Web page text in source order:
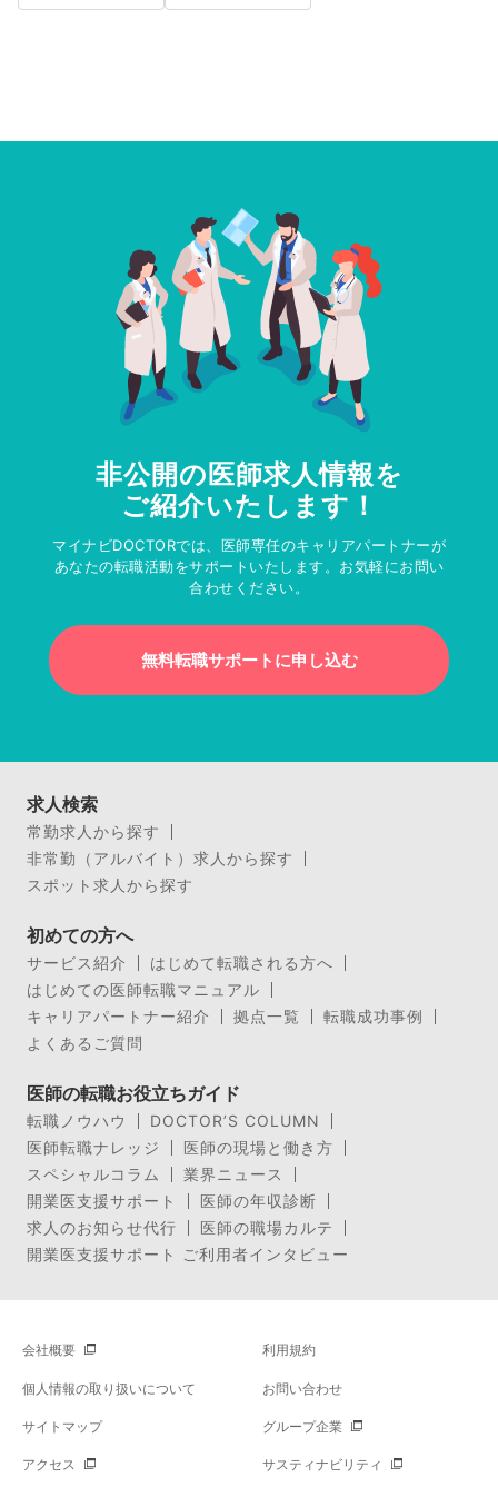
非公開の医師求人情報を
ご紹介いたします！
マイナビDOCTORでは、医師専任のキャリアパートナーが
あなたの転職活動をサポートいたします。お気軽にお問い
合わせください。
無料転職サポートに申し込む
求人検索
常勤求人から探す
非常勤（アルバイト）求人から探す
スポット求人から探す
初めての方へ
サービス紹介
はじめて転職される方へ
はじめての医師転職マニュアル
キャリアパートナー紹介
拠点一覧
転職成功事例
よくあるご質問
医師の転職お役立ちガイド
転職ノウハウ
DOCTOR’S COLUMN
医師転職ナレッジ
医師の現場と働き方
スペシャルコラム
業界ニュース
開業医支援サポート
医師の年収診断
求人のお知らせ代行
医師の職場カルテ
開業医支援サポート ご利用者インタビュー
会社概要 利用規約
個人情報の取り扱いについて お問い合わせ
サイトマップ グループ企業
アクセス サスティナビリティ